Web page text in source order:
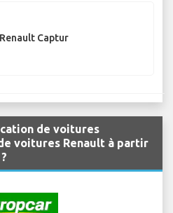
Renault Captur
de voitures
voitures Renault à partir